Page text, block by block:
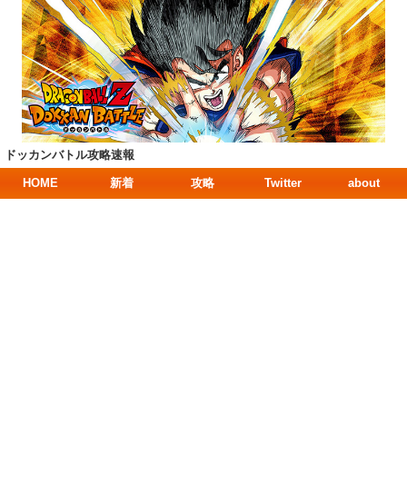
ドッカンバトル攻略速報
HOME 新着 攻略 Twitter about